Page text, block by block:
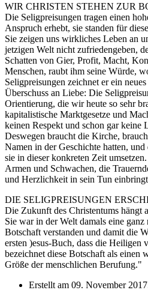
WIR CHRISTEN STEHEN ZUR
Die Seligpreisungen tragen einen
Anspruch erhebt, sie standen für
Sie zeigen uns wirkliches Leben an
jetzigen Welt nicht zufriedengeben,
Schatten von Gier, Profit, Macht,
Menschen, raubt ihm seine Würde,
Seligpreisungen zeichnet er ein
Überschuss an Liebe: Die
Orientierung, die wir heute so sehr
kapitalistische Marktgesetze und
keinen Respekt und schon gar keine
Deswegen braucht die Kirche,
Namen in der Geschichte hatten,
sie in dieser konkreten Zeit
Armen und Schwachen, die
und Herzlichkeit in sein Tun
DIE SELIGPREISUNGEN
Die Zukunft des Christentums hängt
Sie war in der Welt damals eine
Botschaft verstanden und damit die
ersten )esus-Buch, dass die Heiligen
bezeichnet diese Botschaft als einen
Größe der menschlichen Berufung."
Erstellt am 09. November 2017